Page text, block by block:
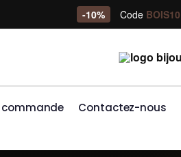
-10% Code BOIS10
commande Contactez-nous